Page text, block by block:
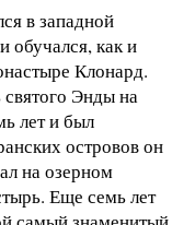
в западной
обучался, как и
Клонард.
Энды на
лет и был
островов он
на озерном
Еще семь лет